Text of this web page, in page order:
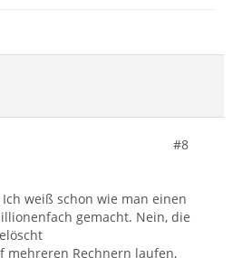
#8
weiß schon wie man einen
gemacht. Nein, die
mehreren Rechnern laufen,